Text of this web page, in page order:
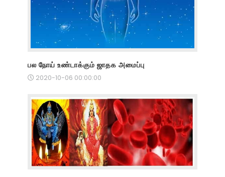
பல நோய் உண்டாக்கும் ஜாதக அமைப்பு
2020-10-06 00:00:00